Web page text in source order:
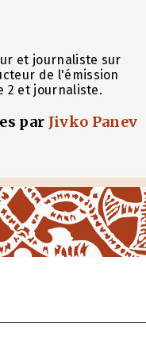
et journaliste sur
de l'émission
2 et journaliste.
par Jivko Panev